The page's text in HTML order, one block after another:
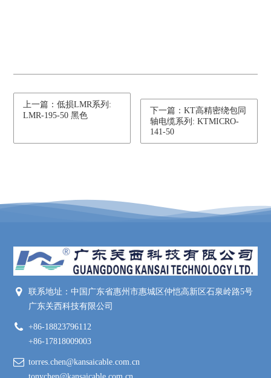
上一篇：低损LMR系列:
LMR-195-50 黑色
下一篇：KT高精密绕包同
轴电缆系列: KTMICRO-
141-50
联系地址：中国广东省惠州市惠城区仲恺高新区石泉岭路5号
广东关西科技有限公司
+86-18823796112
+86-17818009003
torres.chen@kansaicable.com.cn